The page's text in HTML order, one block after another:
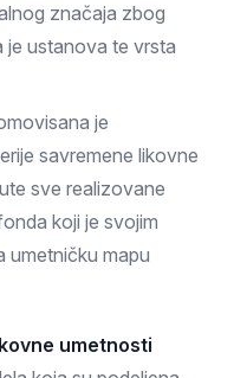
značaja zbog
je ustanova te vrsta
je
savremene likovne
sve realizovane
koji je svojim
umetničku mapu
umetnosti